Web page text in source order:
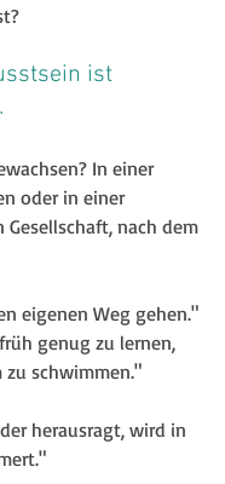
ist
In einer
oder in einer
nach dem
eigenen Weg gehen."
genug zu lernen,
zu schwimmen."
herausragt, wird in